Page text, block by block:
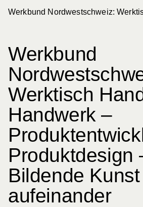
Schweizerischer
Aktuelles
Kategorie Sektion
288Einträge Nur Werkbund-Beiträge
Werkbund
Werktisch
Handwerk –
Produktdesign
Bildende
aufeinander